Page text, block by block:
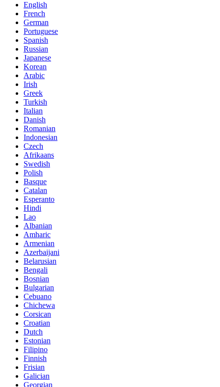
English
French
German
Portuguese
Spanish
Russian
Japanese
Korean
Arabic
Irish
Greek
Turkish
Italian
Danish
Romanian
Indonesian
Czech
Afrikaans
Swedish
Polish
Basque
Catalan
Esperanto
Hindi
Lao
Albanian
Amharic
Armenian
Azerbaijani
Belarusian
Bengali
Bosnian
Bulgarian
Cebuano
Chichewa
Corsican
Croatian
Dutch
Estonian
Filipino
Finnish
Frisian
Galician
Georgian